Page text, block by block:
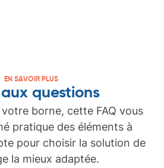
EN SAVOIR PLUS
aux questions
votre borne, cette FAQ vous
pratique des éléments à
pour choisir la solution de
la mieux adaptée.